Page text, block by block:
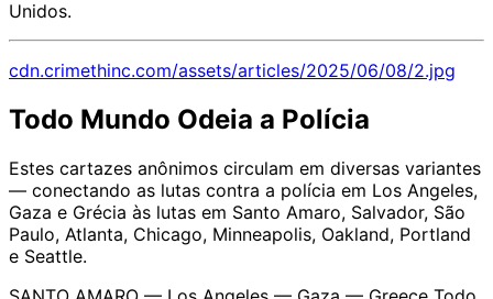
Unidos.
cdn.crimethinc.com/assets/articles/2025/06/08/2.jpg
Todo Mundo Odeia a Polícia
Estes cartazes anônimos circulam em diversas variantes
— conectando as lutas contra a polícia em Los Angeles,
Gaza e Grécia às lutas em Santo Amaro, Salvador, São
Paulo, Atlanta, Chicago, Minneapolis, Oakland, Portland
e Seattle.